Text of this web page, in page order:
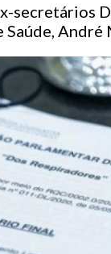
secretários